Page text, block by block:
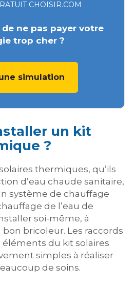
CHOISIR.COM
de ne pas payer votre
trop cher ?
simulation
un kit
?
thermiques, qu’ils
d’eau chaude sanitaire,
système de chauffage
de l’eau de
soi-même, à
bricoleur. Les raccords
du kit solaires
simples à réaliser
de soins.